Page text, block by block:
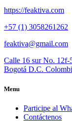
https://feaktiva.com
+57 (1) 3058261262
feaktiva@gmail.com
Calle 16 sur No. 12f-
Bogotá D.C.
Menu
Participe al
Contáctenos